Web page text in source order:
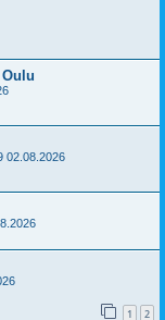
02.08.2026
1 2